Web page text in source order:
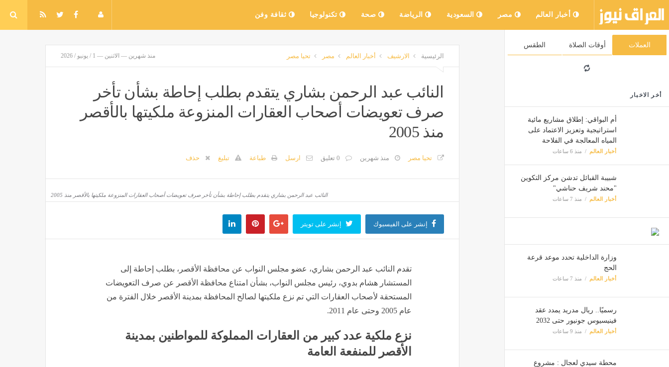
أخبار العالم مصر السعودية الرياضة صحة تكنولوجيا ثقافة وفن
العملات أوقات الصلاة الطقس
أخر الاخبار
أم البواقي: إطلاق مشاريع مائية
استراتيجية وتعزيز الاعتماد على
المياه المعالجة في الفلاحة
أخبار العالم منذ 6 ساعات
شبيبة القبائل تدشن مركز التكوين
"محند شريف حناشي"
أخبار العالم منذ 7 ساعات
وزارة الداخلية تحدد موعد قرعة
الحج
أخبار العالم منذ 7 ساعات
رسميًا.. ريال مدريد يمدد عقد
فينيسيوس جونيور حتى 2032
أخبار العالم منذ 9 ساعات
محطة سيدي لعجال : مشروع
الرئيسية الارشيف أخبار العالم مصر تحيا مصر منذ شهرين — الاثنين — 1 / يونيو / 2026
النائب عبد الرحمن بشاري يتقدم بطلب إحاطة بشأن تأخر
صرف تعويضات أصحاب العقارات المنزوعة ملكيتها بالأقصر
منذ 2005
تحيا مصر منذ شهرين 0 تعليق ارسل طباعة تبليغ حذف
النائب عبد الرحمن بشاري يتقدم بطلب إحاطة بشأن تأخر صرف تعويضات أصحاب العقارات المنزوعة ملكيتها بالأقصر منذ 2005
إنشر على الفيسبوك إنشر على تويتر
تقدم النائب عبد الرحمن بشاري، عضو مجلس النواب عن محافظة الأقصر، بطلب إحاطة إلى
المستشار هشام بدوي، رئيس مجلس النواب، بشأن امتناع محافظة الأقصر عن صرف التعويضات
المستحقة لأصحاب العقارات التي تم نزع ملكيتها لصالح المحافظة بمدينة الأقصر خلال الفترة من
عام 2005 وحتى عام 2011.
نزع ملكية عدد كبير من العقارات المملوكة للمواطنين بمدينة
الأقصر للمنفعة العامة